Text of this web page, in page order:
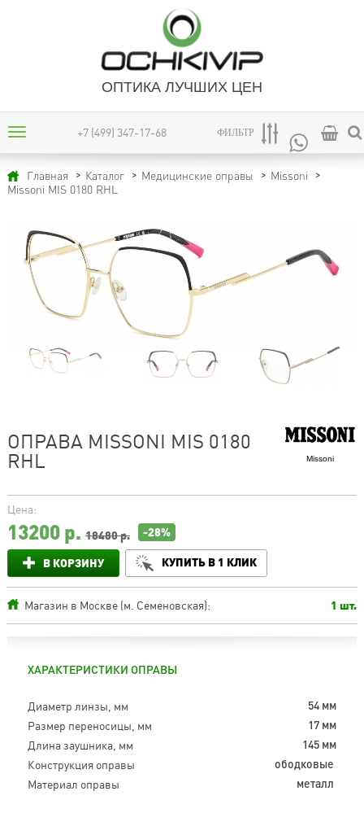
ОПТИКА ЛУЧШИХ ЦЕН
+7 (499) 347-17-68 ФИЛЬТР
Главная Каталог Медицинские оправы
Missoni
Missoni MIS 0180 RHL
Missoni
ОПРАВА MISSONI MIS 0180
RHL
Цена:
13200р. 18480 р. -28%
В КОРЗИНУ КУПИТЬ В 1 КЛИК
Магазин в Москве (м. Семеновская): 1 шт.
ХАРАКТЕРИСТИКИ ОПРАВЫ
Диаметр линзы, мм 54 мм
Размер переносицы, мм 17 мм
Длина заушника, мм 145 мм
Конструкция оправы ободковые
Материал оправы металл